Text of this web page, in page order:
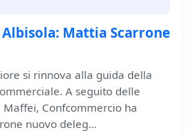
Mattia Scarrone
si rinnova alla guida della
A seguito delle
Confcommercio ha
nuovo deleg…